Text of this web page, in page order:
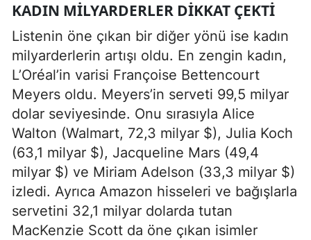
KADIN MILYARDERLER DIKKAT ÇEKTI
Listenin öne çıkan bir diğer yönü ise kadın
milyarderlerin artışı oldu. En zengin kadın,
L’Oréal’in varisi Françoise Bettencourt
Meyers oldu. Meyers’in serveti 99,5 milyar
dolar seviyesinde. Onu sırasıyla Alice
Walton (Walmart, 72,3 milyar $), Julia Koch
(63,1 milyar $), Jacqueline Mars (49,4
milyar $) ve Miriam Adelson (33,3 milyar $)
izledi. Ayrıca Amazon hisseleri ve bağışlarla
servetini 32,1 milyar dolarda tutan
MacKenzie Scott da öne çıkan isimler